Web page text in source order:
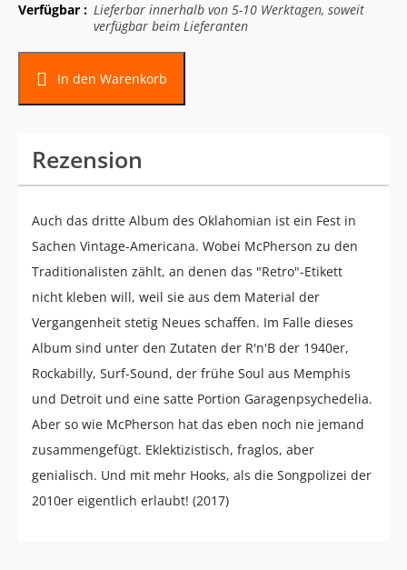
Verfügbar : Lieferbar innerhalb von 5-10 Werktagen, soweit
verfügbar beim Lieferanten
In den Warenkorb
Rezension
Auch das dritte Album des Oklahomian ist ein Fest in
Sachen Vintage-Americana. Wobei McPherson zu den
Traditionalisten zählt, an denen das "Retro"-Etikett
nicht kleben will, weil sie aus dem Material der
Vergangenheit stetig Neues schaffen. Im Falle dieses
Album sind unter den Zutaten der R'n'B der 1940er,
Rockabilly, Surf-Sound, der frühe Soul aus Memphis
und Detroit und eine satte Portion Garagenpsychedelia.
Aber so wie McPherson hat das eben noch nie jemand
zusammengefügt. Eklektizistisch, fraglos, aber
genialisch. Und mit mehr Hooks, als die Songpolizei der
2010er eigentlich erlaubt! (2017)